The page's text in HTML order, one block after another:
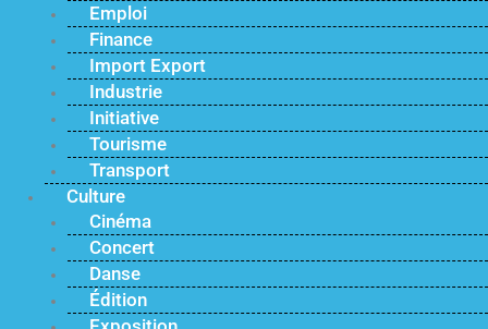
Emploi
Finance
Import Export
Industrie
Initiative
Tourisme
Transport
Culture
Cinéma
Concert
Danse
Édition